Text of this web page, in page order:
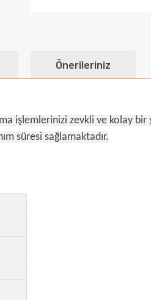
Önerileriniz
işlemlerinizi zevkli ve kolay
süresi sağlamaktadır.